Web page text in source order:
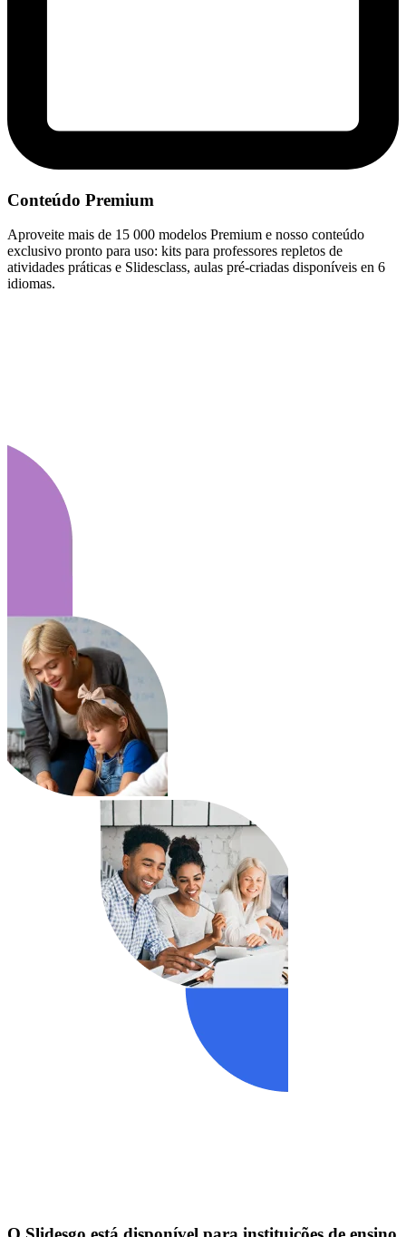
Conteúdo Premium
Aproveite mais de 15 000 modelos Premium e nosso conteúdo
exclusivo pronto para uso: kits para professores repletos de
atividades práticas e Slidesclass, aulas pré-criadas disponíveis en 6
idiomas.